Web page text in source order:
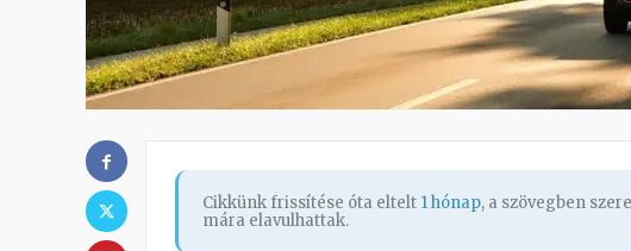
Cikkünk frissítése óta eltelt 1 hónap, a szövegben
mára elavulhattak.